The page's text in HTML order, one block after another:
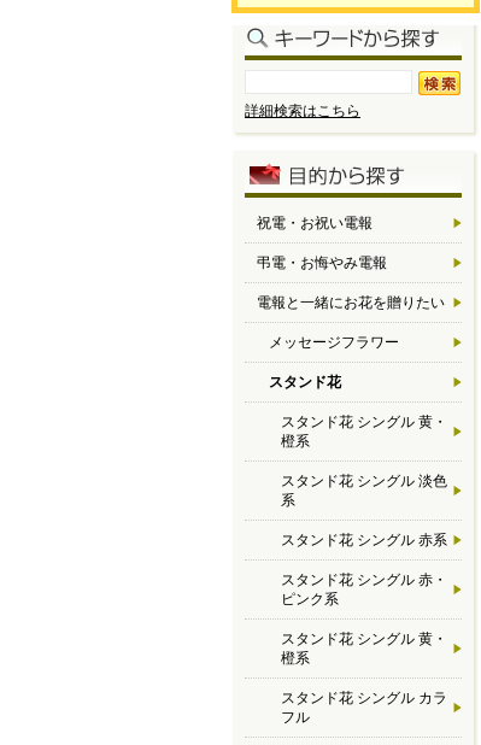
詳細検索はこちら
祝電・お祝い電報
弔電・お悔やみ電報
電報と一緒にお花を贈りたい
メッセージフラワー
スタンド花
スタンド花 シングル 黄・
橙系
スタンド花 シングル 淡色
系
スタンド花 シングル 赤系
スタンド花 シングル 赤・
ピンク系
スタンド花 シングル 黄・
橙系
スタンド花 シングル カラ
フル